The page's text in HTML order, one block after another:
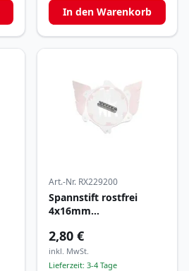
In den Warenkorb
Art.-Nr. RX229200
Spannstift rostfrei
4x16mm
2,80 €
inkl. MwSt.
Lieferzeit: 3-4 Tage